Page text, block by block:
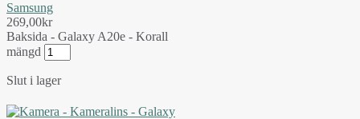
Samsung
269,00kr
Baksida - Galaxy A20e - Korall
mängd
Slut i lager